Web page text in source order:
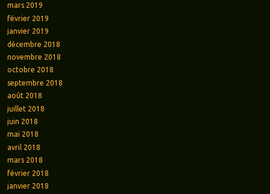
mars 2019
février 2019
janvier 2019
décembre 2018
novembre 2018
octobre 2018
septembre 2018
août 2018
juillet 2018
juin 2018
mai 2018
avril 2018
mars 2018
février 2018
janvier 2018